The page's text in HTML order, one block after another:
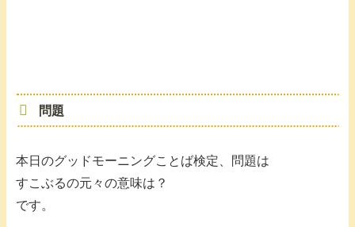
問題
本日のグッドモーニングことば検定、問題は
すこぶるの元々の意味は？
です。